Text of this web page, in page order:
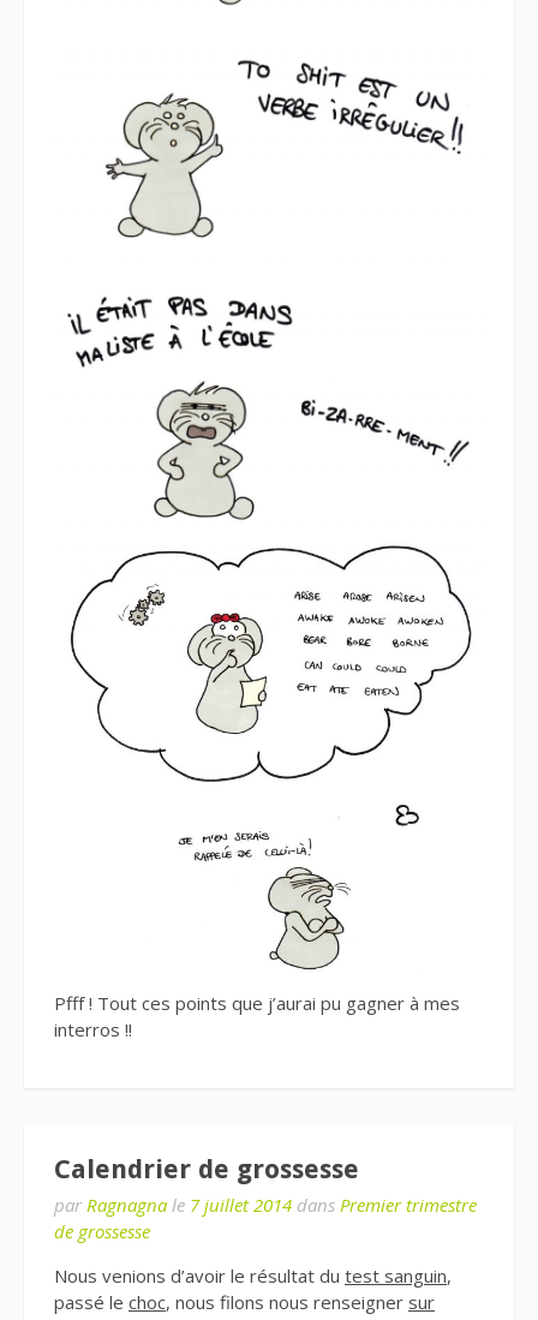
Pfff ! Tout ces points que j’aurai pu gagner à mes
interros !!
Calendrier de grossesse
par Ragnagna le 7 juillet 2014 dans Premier trimestre
de grossesse
Nous venions d’avoir le résultat du test sanguin,
passé le choc, nous filons nous renseigner sur